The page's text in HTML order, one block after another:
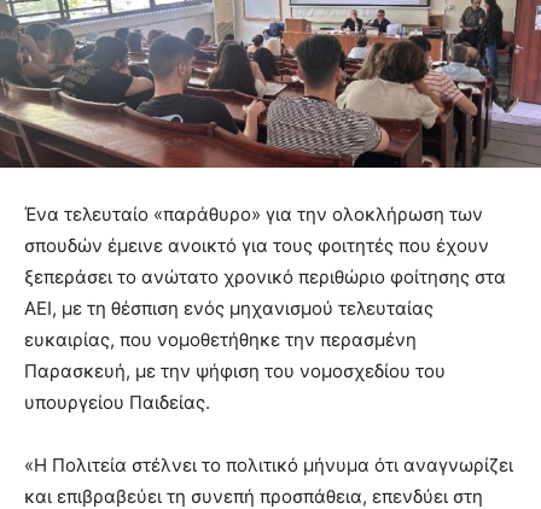
Ένα τελευταίο «παράθυρο» για την ολοκλήρωση των
σπουδών έμεινε ανοικτό για τους φοιτητές που έχουν
ξεπεράσει το ανώτατο χρονικό περιθώριο φοίτησης στα
ΑΕΙ, με τη θέσπιση ενός μηχανισμού τελευταίας
ευκαιρίας, που νομοθετήθηκε την περασμένη
Παρασκευή, με την ψήφιση του νομοσχεδίου του
υπουργείου Παιδείας.
«Η Πολιτεία στέλνει το πολιτικό μήνυμα ότι αναγνωρίζει
και επιβραβεύει τη συνεπή προσπάθεια, επενδύει στη